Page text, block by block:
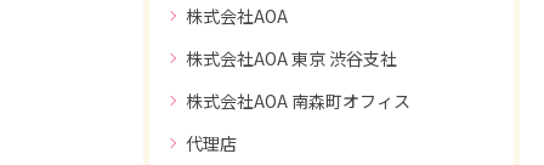
株式会社AOA
株式会社AOA 東京 渋谷支社
株式会社AOA 南森町オフィス
代理店